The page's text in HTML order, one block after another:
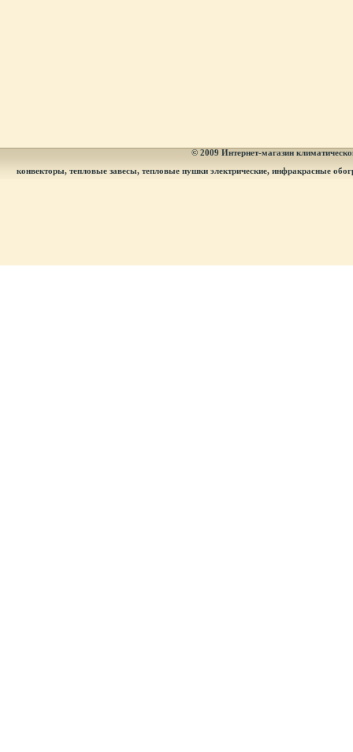
© 2009 Интернет-магазин
конвекторы, тепловые завесы, тепловые пушки электрические, инфракрасные